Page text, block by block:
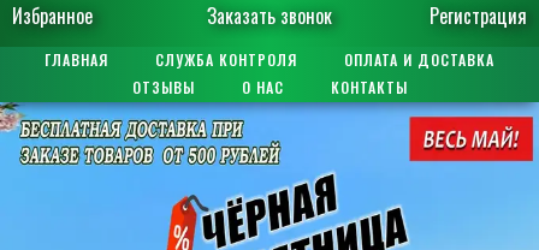
Избранное Заказать звонок Регистрация
ГЛАВНАЯ СЛУЖБА КОНТРОЛЯ
ОПЛАТА И ДОСТАВКА
ОТЗЫВЫ
О НАС КОНТАКТЫ